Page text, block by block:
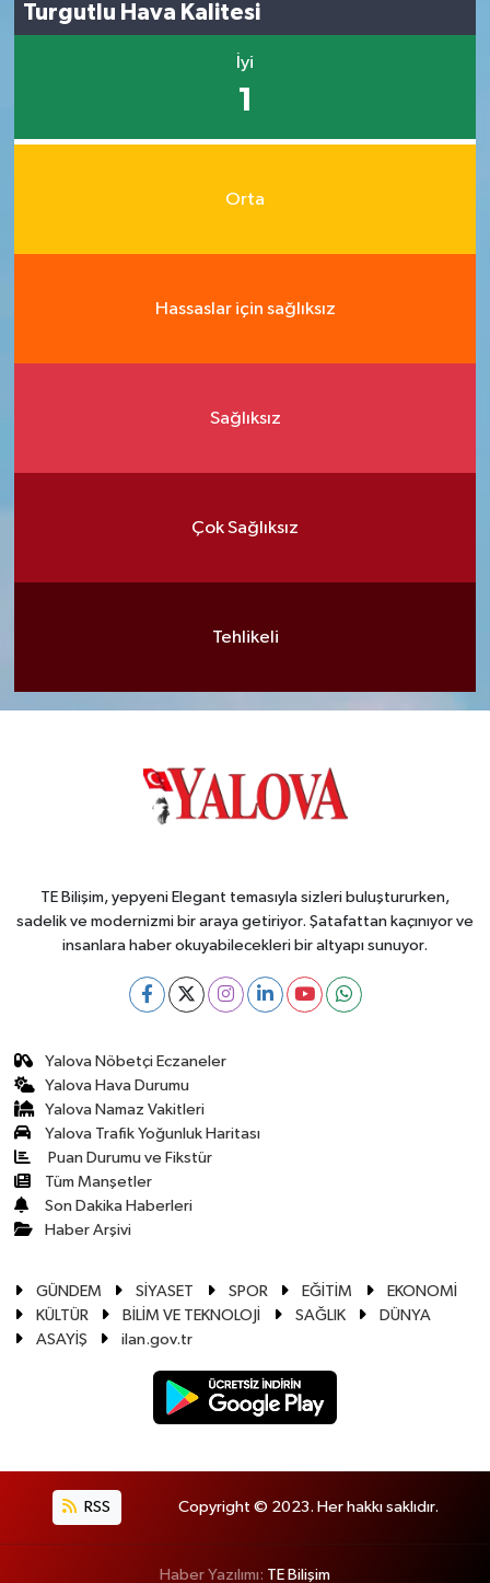
Turgutlu Hava Kalitesi
İyi
1
Orta
Hassaslar için sağlıksız
Sağlıksız
Çok Sağlıksız
Tehlikeli
TE Bilişim, yepyeni Elegant temasıyla sizleri buluştururken,
sadelik ve modernizmi bir araya getiriyor. Şatafattan kaçınıyor ve
insanlara haber okuyabilecekleri bir altyapı sunuyor.
Yalova Nöbetçi Eczaneler
Yalova Hava Durumu
Yalova Namaz Vakitleri
Yalova Trafik Yoğunluk Haritası
Puan Durumu ve Fikstür
Tüm Manşetler
Son Dakika Haberleri
Haber Arşivi
GÜNDEM SİYASET SPOR EĞİTİM
EKONOMİ
KÜLTÜR
BİLİM VE TEKNOLOJİ SAĞLIK
DÜNYA
ASAYİŞ
ilan.gov.tr
RSS Copyright © 2023. Her hakkı saklıdır.
Haber Yazılımı: TE Bilişim